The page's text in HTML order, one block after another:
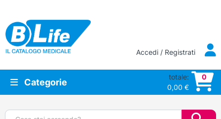
Vai al contenuto principale
Accedi / Registrati
Categorie
totale:
0,00 €
0
Cerca: